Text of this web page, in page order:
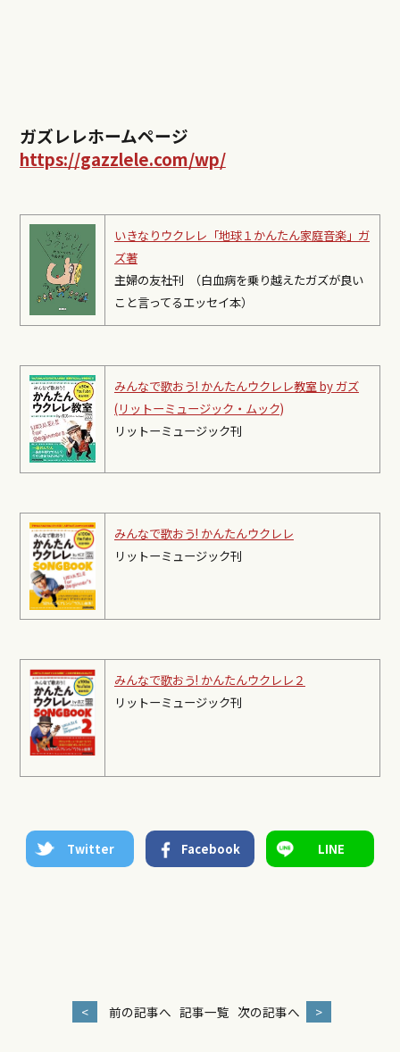
ガズレレホームページ
https://gazzlele.com/wp/
いきなりウクレレ「地球１かんたん家庭音楽」ガ
ズ著
主婦の友社刊 （白血病を乗り越えたガズが良い
こと言ってるエッセイ本）
みんなで歌おう! かんたんウクレレ教室 by ガズ
(リットーミュージック・ムック)
リットーミュージック刊
みんなで歌おう! かんたんウクレレ
リットーミュージック刊
みんなで歌おう! かんたんウクレレ２
リットーミュージック刊
Twitter Facebook LINE
< 前の記事へ 記事一覧 次の記事へ >